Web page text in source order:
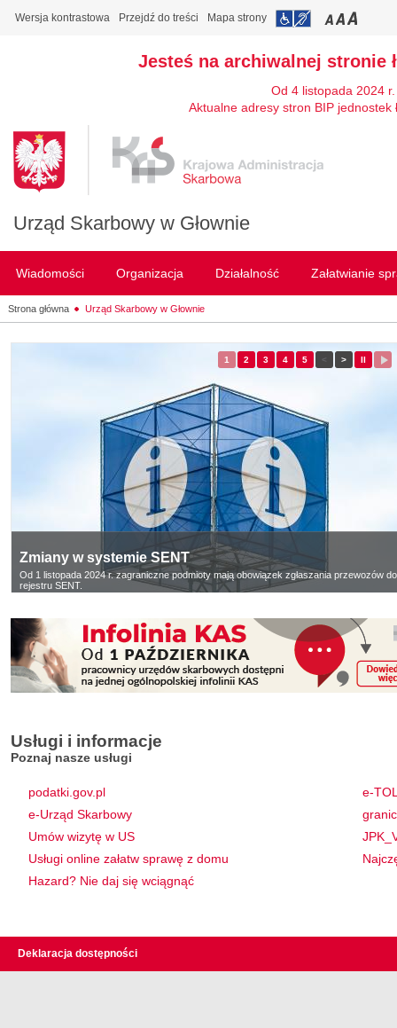
Wersja kontrastowa Przejdź do treści Mapa strony
Jesteś na archiwalnej stronie
Od 4 listopada 2024
Aktualne adresy stron BIP
Urząd Skarbowy w Głownie
Wiadomości Organizacja Działalność Załatwianie
Strona główna Urząd Skarbowy w Głownie
1 - slajd
2 - slajd
3 - slajd
4 - slajd
5 - slajd
< Poprzedni slajd
> Następny
II
Zmiany w systemie SENT
Od 1 listopada 2024 r. zagraniczne podmioty mają obowiązek zgłaszania przewozów do
rejestru SENT.
Usługi i informacje
Poznaj nasze usługi
podatki.gov.pl
e-Urząd Skarbowy
Umów wizytę w US
Usługi online załatw sprawę z domu
Hazard? Nie daj się wciągnąć
e-
Deklaracja dostępności